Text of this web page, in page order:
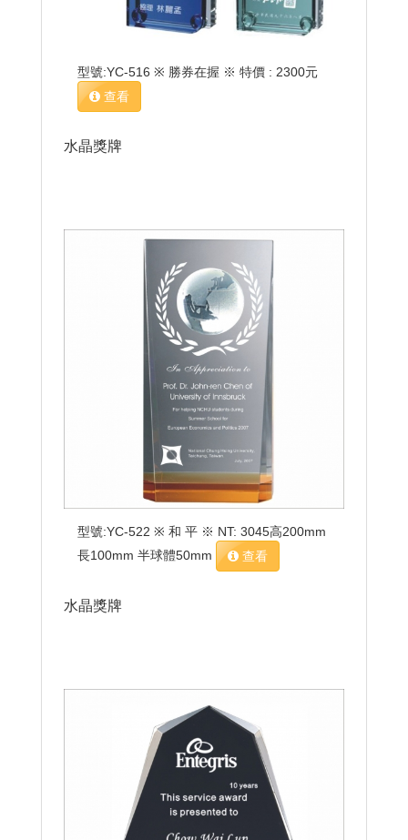
型號:YC-516 ※ 勝券在握 ※ 特價 : 2300元
查看
水晶獎牌
型號:YC-522 ※ 和 平 ※ NT: 3045高200mm
長100mm 半球體50mm
查看
水晶獎牌